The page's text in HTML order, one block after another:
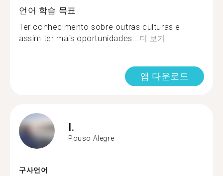
언어 학습 목표
Ter conhecimento sobre outras culturas e
assim ter mais oportunidades... 더 보기
앱 다운로드
I.
Pouso Alegre
구사언어